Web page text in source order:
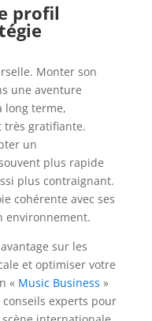
profil
Monter son
une aventure
long terme,
très gratifiante.
un
plus rapide
plus contraignant.
cohérente avec ses
environnement.
sur les
et optimiser votre
« Music Business »
conseils experts pour